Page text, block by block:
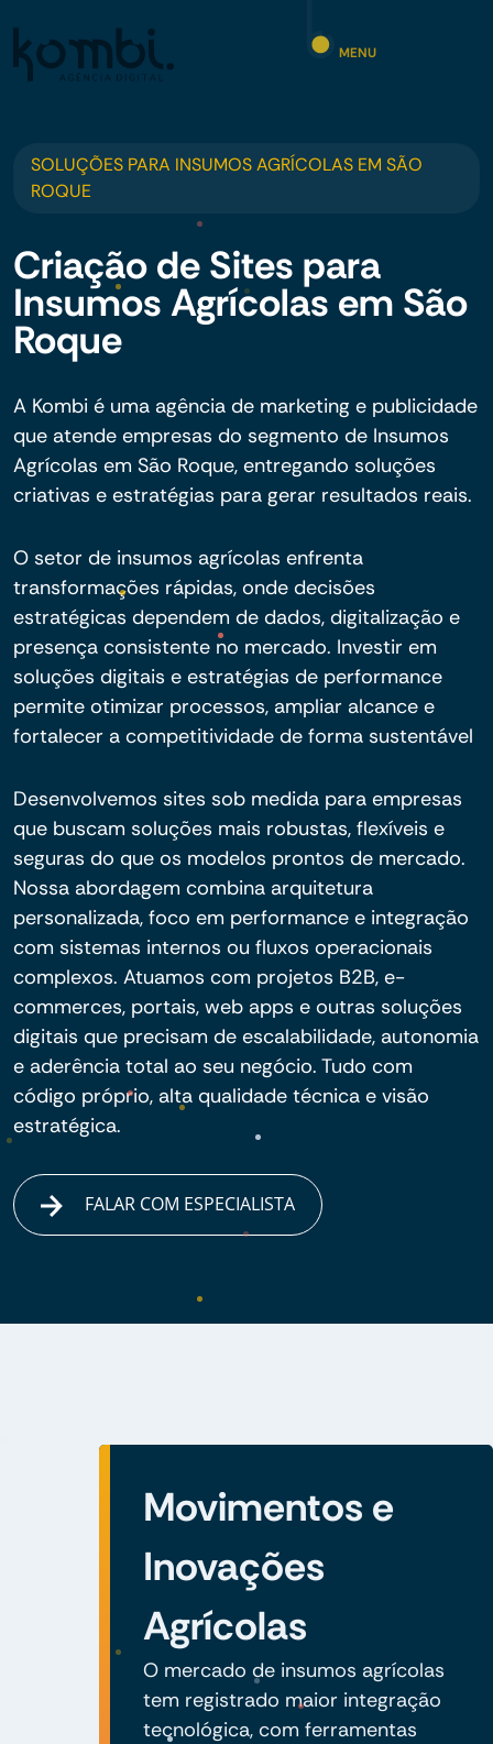
MENU
SOLUÇÕES PARA INSUMOS AGRÍCOLAS EM SÃO
ROQUE
Criação de Sites para
Insumos Agrícolas em São
Roque
A Kombi é uma agência de marketing e publicidade
que atende empresas do segmento de Insumos
Agrícolas em São Roque, entregando soluções
criativas e estratégias para gerar resultados reais.
O setor de insumos agrícolas enfrenta
transformações rápidas, onde decisões
estratégicas dependem de dados, digitalização e
presença consistente no mercado. Investir em
soluções digitais e estratégias de performance
permite otimizar processos, ampliar alcance e
fortalecer a competitividade de forma sustentável
Desenvolvemos sites sob medida para empresas
que buscam soluções mais robustas, flexíveis e
seguras do que os modelos prontos de mercado.
Nossa abordagem combina arquitetura
personalizada, foco em performance e integração
com sistemas internos ou fluxos operacionais
complexos. Atuamos com projetos B2B, e-
commerces, portais, web apps e outras soluções
digitais que precisam de escalabilidade, autonomia
e aderência total ao seu negócio. Tudo com
código próprio, alta qualidade técnica e visão
estratégica.
FALAR COM ESPECIALISTA
Movimentos e
Inovações
Agrícolas
O mercado de insumos agrícolas
tem registrado maior integração
tecnológica, com ferramentas